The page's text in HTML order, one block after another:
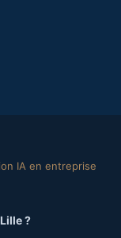
IA en entreprise
?